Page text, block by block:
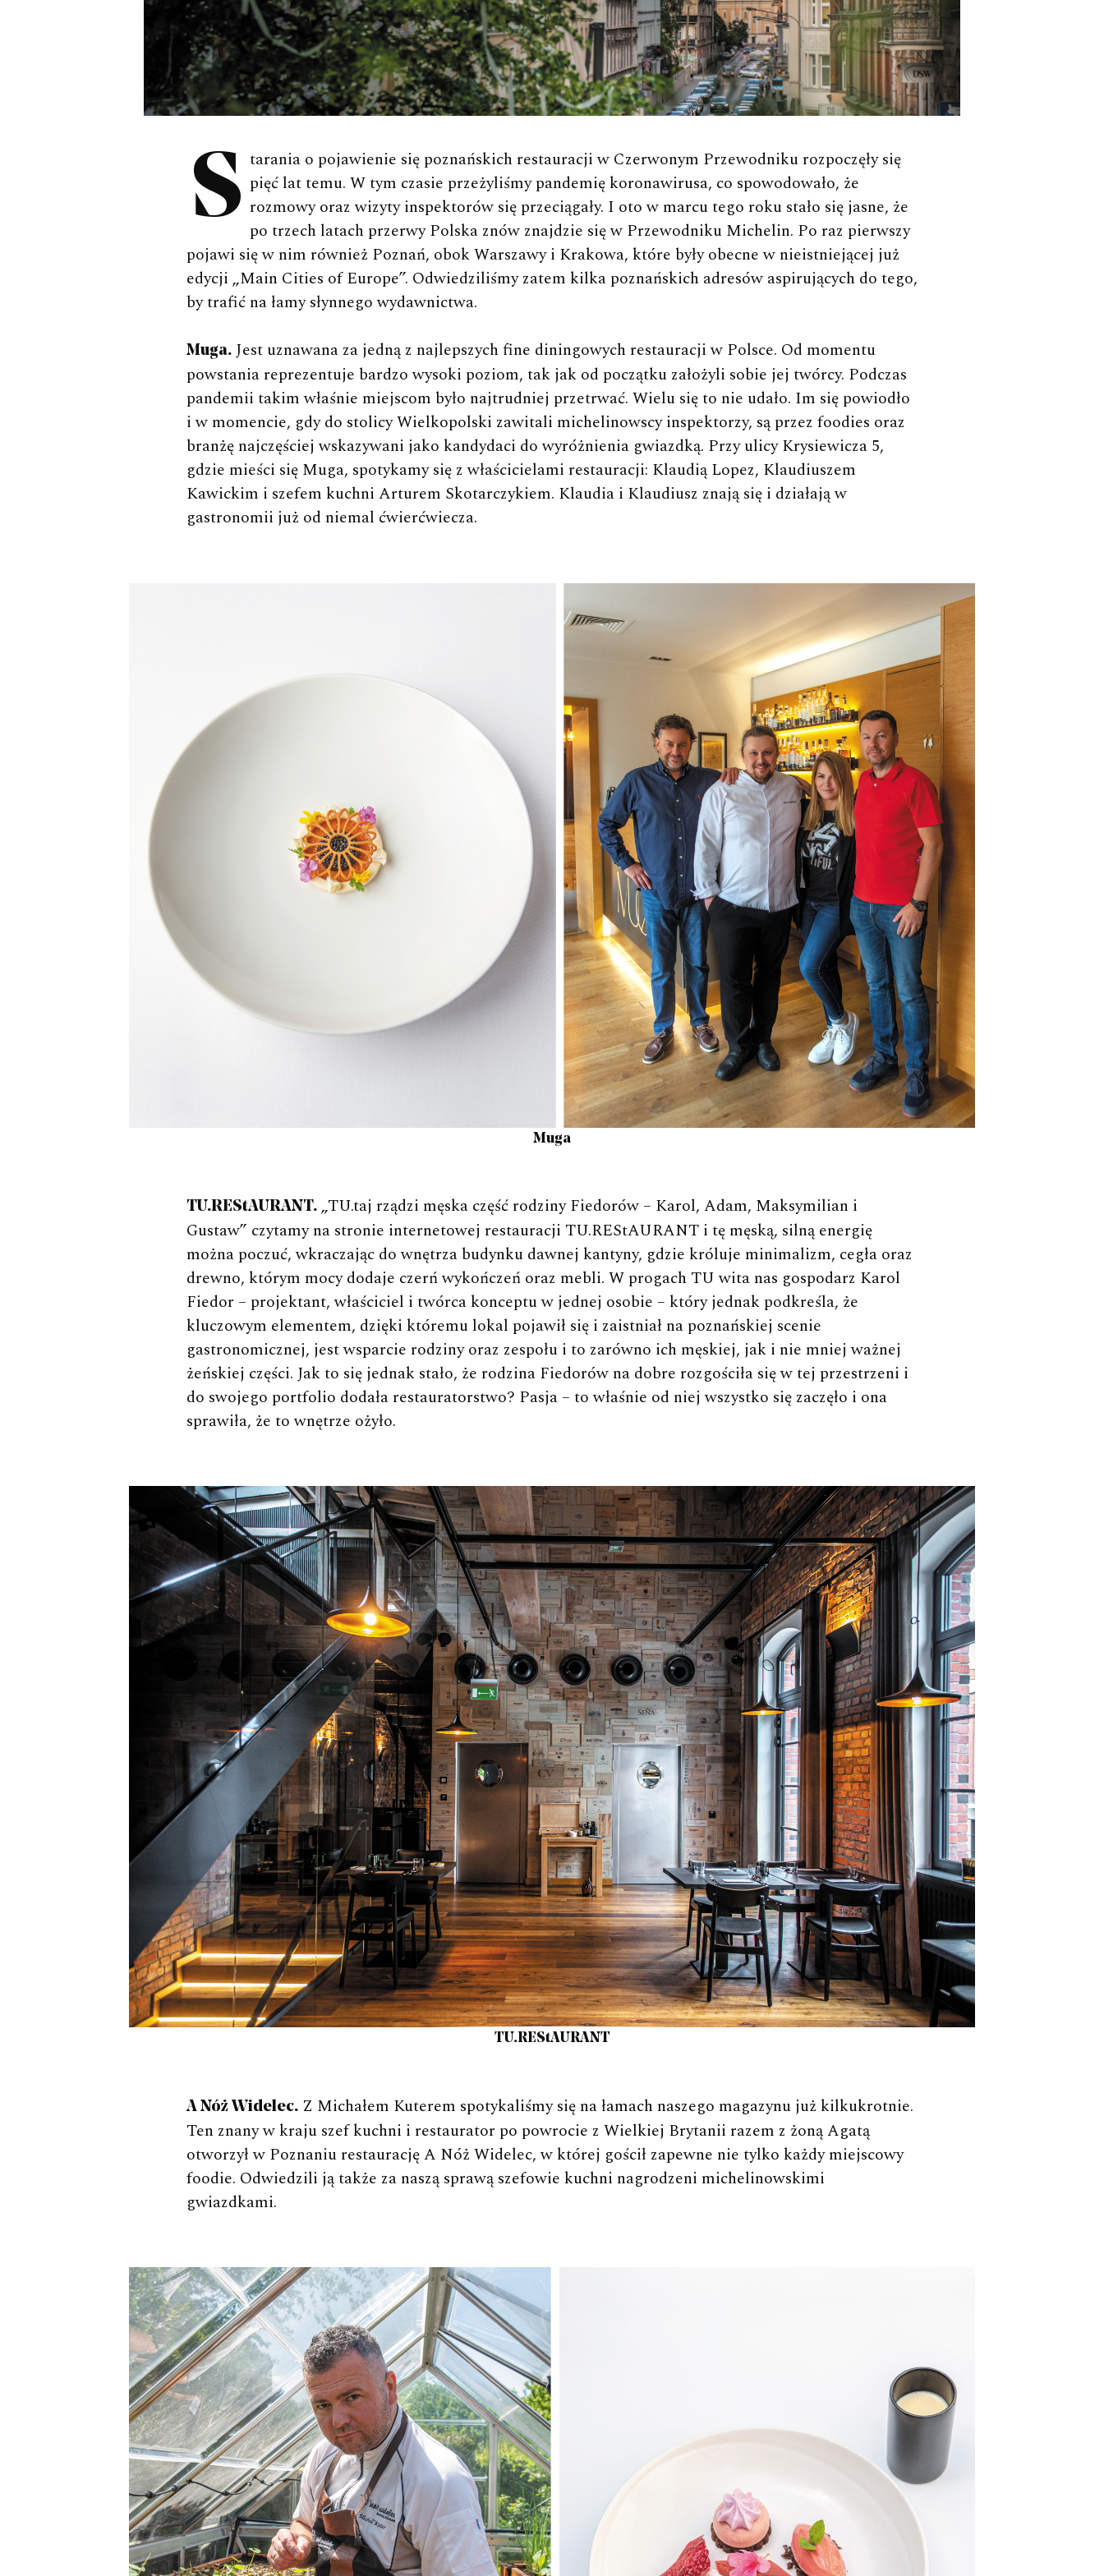
Starania o pojawienie się poznańskich restauracji w Czerwonym Przewodniku rozpoczęły się pięć lat temu. W tym czasie przeżyliśmy pandemię koronawirusa, co spowodowało, że
rozmowy oraz wizyty inspektorów się przeciągały. I oto w marcu tego roku stało się jasne, że
po trzech latach przerwy Polska znów znajdzie się w Przewodniku Michelin. Po raz pierwszy
pojawi się w nim również Poznań, obok Warszawy i Krakowa, które były obecne w nieistniejącej już
edycji „Main Cities of Europe”. Odwiedziliśmy zatem kilka poznańskich adresów aspirujących do tego,
by trafić na łamy słynnego wydawnictwa.
Muga. Jest uznawana za jedną z najlepszych fine diningowych restauracji w Polsce. Od momentu
powstania reprezentuje bardzo wysoki poziom, tak jak od początku założyli sobie jej twórcy. Podczas
pandemii takim właśnie miejscom było najtrudniej przetrwać. Wielu się to nie udało. Im się powiodło
i w momencie, gdy do stolicy Wielkopolski zawitali michelinowscy inspektorzy, są przez foodies oraz
branżę najczęściej wskazywani jako kandydaci do wyróżnienia gwiazdką. Przy ulicy Krysiewicza 5,
gdzie mieści się Muga, spotykamy się z właścicielami restauracji: Klaudią Lopez, Klaudiuszem
Kawickim i szefem kuchni Arturem Skotarczykiem. Klaudia i Klaudiusz znają się i działają w
gastronomii już od niemal ćwierćwiecza.
Muga
TU.REStAURANT. „TU.taj rządzi męska część rodziny Fiedorów – Karol, Adam, Maksymilian i
Gustaw” czytamy na stronie internetowej restauracji TU.REStAURANT i tę męską, silną energię
można poczuć, wkraczając do wnętrza budynku dawnej kantyny, gdzie króluje minimalizm, cegła oraz
drewno, którym mocy dodaje czerń wykończeń oraz mebli. W progach TU wita nas gospodarz Karol
Fiedor – projektant, właściciel i twórca konceptu w jednej osobie – który jednak podkreśla, że
kluczowym elementem, dzięki któremu lokal pojawił się i zaistniał na poznańskiej scenie
gastronomicznej, jest wsparcie rodziny oraz zespołu i to zarówno ich męskiej, jak i nie mniej ważnej
żeńskiej części. Jak to się jednak stało, że rodzina Fiedorów na dobre rozgościła się w tej przestrzeni i
do swojego portfolio dodała restauratorstwo? Pasja – to właśnie od niej wszystko się zaczęło i ona
sprawiła, że to wnętrze ożyło.
TU.REStAURANT
A Nóż Widelec. Z Michałem Kuterem spotykaliśmy się na łamach naszego magazynu już kilkukrotnie.
Ten znany w kraju szef kuchni i restaurator po powrocie z Wielkiej Brytanii razem z żoną Agatą
otworzył w Poznaniu restaurację A Nóż Widelec, w której gościł zapewne nie tylko każdy miejscowy
foodie. Odwiedzili ją także za naszą sprawą szefowie kuchni nagrodzeni michelinowskimi
gwiazdkami.